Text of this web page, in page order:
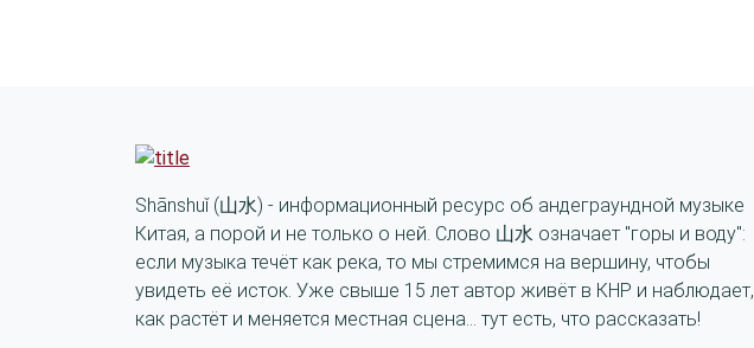
Shānshuǐ (山水) - информационный ресурс об андеграундной музыке
Китая, а порой и не только о ней. Слово 山水 означает "горы и воду":
если музыка течёт как река, то мы стремимся на вершину, чтобы
увидеть её исток. Уже свыше 15 лет автор живёт в КНР и наблюдает,
как растёт и меняется местная сцена... тут есть, что рассказать!